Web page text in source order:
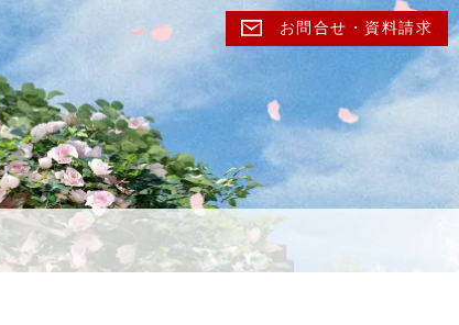
お問合せ・資料請求